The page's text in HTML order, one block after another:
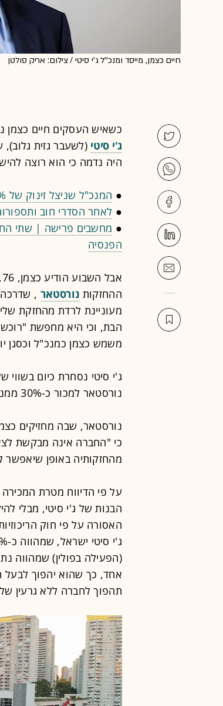
חיים כצמן, מייסד ומנכ''ל ג'י סיטי / צילום: אריק סולטן
כשאיש העסקים חיים כצמן
ג'י סיטי (לשעבר גזית
היה נדמה כי הוא רוצה
● המנכ"ל שניצל זינוק של 540% כדי למכור מניות
● לאחר הסדרי חוב
● מחשבים פרישה | שתי
הפנסיה
אבל השבוע הודיע כצמן, 76, כי הוא
ההחזקות נורסטאר
הבת, וכי היא מחפשת
משמש כצמן כמנכ"ל וכסגן
נורסטאר למכור כ-30% ממניותיה, בשווי שוק של כ-600 מיליון שקל.
נורסטאר, שבה מחזיקים כצמן (30%) וחברת
כי "החברה אינה מבקשת
מהחזקותיה באופן
על פי הדיווח מטרת
הבנות של ג'י סיטי, מבלי
האסורה על פי חוק
אחד, כך שהוא יהפוך לבעל
תהפוך לחברה ללא גרעין